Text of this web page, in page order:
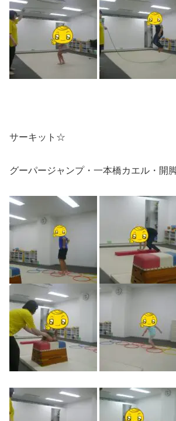
サーキット☆
グーパージャンプ・一本橋カエル・開